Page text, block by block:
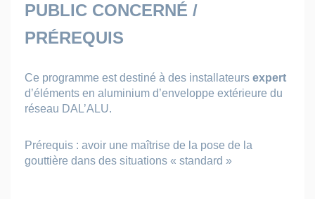
PUBLIC CONCERNÉ /
PRÉREQUIS
Ce programme est destiné à des installateurs expert
d’éléments en aluminium d’enveloppe extérieure du
réseau DAL’ALU.
Prérequis : avoir une maîtrise de la pose de la
gouttière dans des situations « standard »